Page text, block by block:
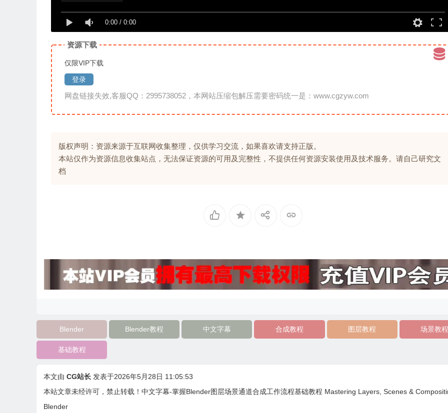
0:00 / 0:00
资源下载
仅限VIP下载
登录
网盘链接失效,客服QQ：2995738052，本网站压缩包解压需要密码统一是：www.cgzyw.com
版权声明：资源来源于互联网收集整理，仅供学习交流，如果喜欢请支持正版。
本站仅作为资源信息收集站点，无法保证资源的可用及完整性，不提供任何资源安装使用及技术服务。请自己研究文
档
Blender Blender教程 中文字幕 合成教程 图层教程 场景教
基础教程
本文由 CG站长 发表于2026年5月28日 11:05:53
本站文章未经许可，禁止转载！ 中文字幕-掌握Blender图层场景通道合成工作流程基础教程 Mastering Layers, Scenes &
Blender